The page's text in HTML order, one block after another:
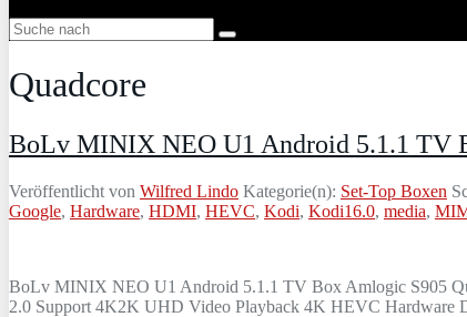
Quadcore
BoLv MINIX NEO U1 Android 5.1.1 TV
Veröffentlicht von Wilfred Lindo Kategorie(n): Set-Top Boxen
Google, Hardware, HDMI, HEVC, Kodi, Kodi16.0, media,
BoLv MINIX NEO U1 Android 5.1.1 TV Box Amlogic S905
2.0 Support 4K2K UHD Video Playback 4K HEVC